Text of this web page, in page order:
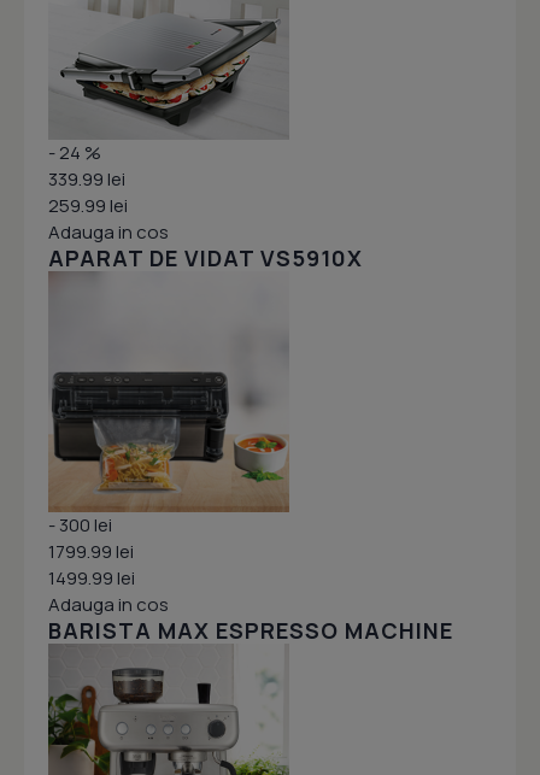
- 24 %
339.99 lei
259.99 lei
Adauga in cos
APARAT DE VIDAT VS5910X
- 300 lei
1799.99 lei
1499.99 lei
Adauga in cos
BARISTA MAX ESPRESSO MACHINE